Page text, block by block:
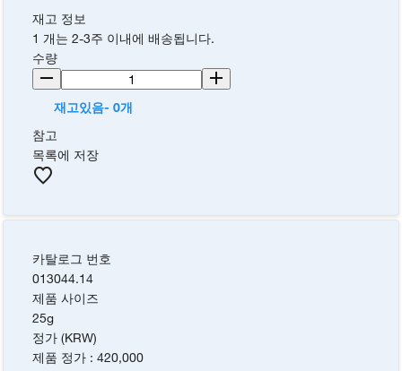
재고 정보
1 개는 2-3주 이내에 배송됩니다.
수량
재고있음- 0개
참고
목록에 저장
카탈로그 번호
013044.14
제품 사이즈
25g
정가 (KRW)
제품 정가 :420,000